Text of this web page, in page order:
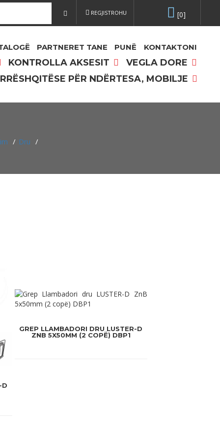
REGJISTROHU [0]
KONTAKTONI
PUNË
PARTNERET TANE
VEGLA DORE
KONTROLLA AKSESIT
PËR NDËRTESA, MOBILJE
/ Dru /
D
GREP LLAMBADORI DRU LUSTER-D
ZNB 5X50MM (2 COPË) DBP1